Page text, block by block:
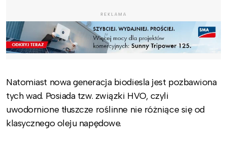
REKLAMA
Natomiast nowa generacja biodiesla jest pozbawiona
tych wad. Posiada tzw. związki HVO, czyli
uwodornione tłuszcze roślinne nie różniące się od
klasycznego oleju napędowe.